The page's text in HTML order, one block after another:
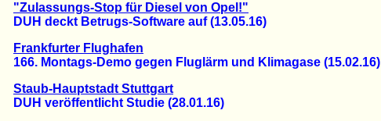
"Zulassungs-Stop für Diesel von Opel!"
DUH deckt Betrugs-Software auf (13.05.16)
Frankfurter Flughafen
166. Montags-Demo gegen Fluglärm und Klimagase (15.02.16)
Staub-Hauptstadt Stuttgart
DUH veröffentlicht Studie (28.01.16)